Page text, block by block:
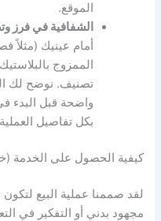
الموقع.
الشفافية في فرز
أمام عينيك (مثلاً
الممزوج
تصنيف. نوضح لك
واضحة قبل البدء
بكل تفاصيل
كيفية الحصول على الخدمة
لقد صممنا عملية البيع
مجهود بدني أو التفكير في